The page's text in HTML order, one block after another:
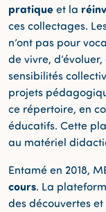
pratique et la
ces collectages.
n’ont pas pour
de vivre,
sensibilités
projets
ce répertoire, en
éducatifs. Cette
au matériel
Entamé en 2018,
cours. La
des découvertes et